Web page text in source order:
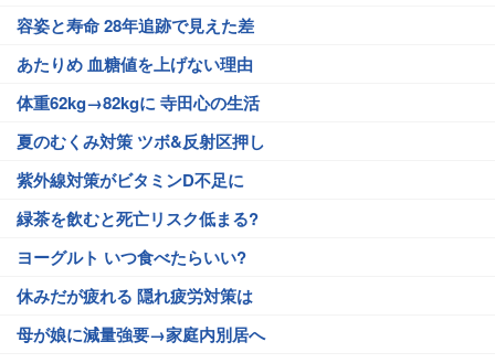
容姿と寿命 28年追跡で見えた差
あたりめ 血糖値を上げない理由
体重62kg→82kgに 寺田心の生活
夏のむくみ対策 ツボ&反射区押し
紫外線対策がビタミンD不足に
緑茶を飲むと死亡リスク低まる?
ヨーグルト いつ食べたらいい?
休みだが疲れる 隠れ疲労対策は
母が娘に減量強要→家庭内別居へ